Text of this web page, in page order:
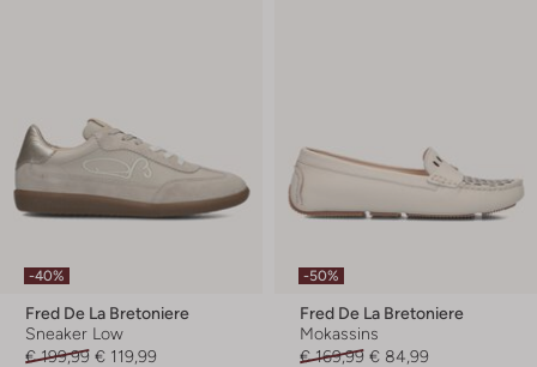
-40%
Fred De La Bretoniere
Sneaker Low
€ 199,99 € 119,99
-50%
Fred De La Bretoniere
Mokassins
€ 169,99 € 84,99